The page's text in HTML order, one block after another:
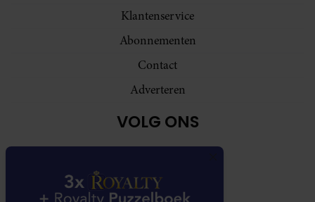
Klantenservice
Abonnementen
Contact
Adverteren
VOLG ONS